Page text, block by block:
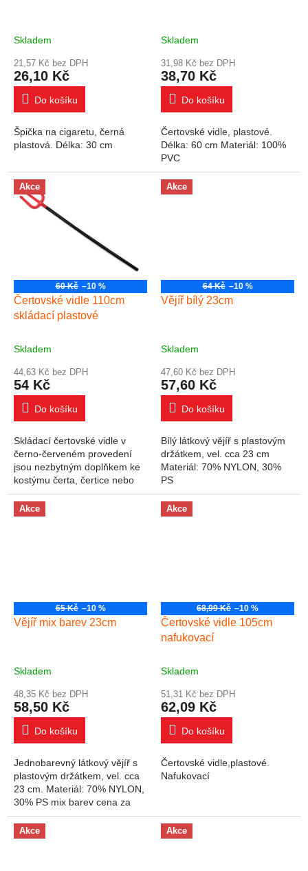
Skladem
21,57 Kč bez DPH
26,10 Kč
Do košíku
Špička na cigaretu, černá
plastová. Délka: 30 cm
Skladem
31,98 Kč bez DPH
38,70 Kč
Do košíku
Čertovské vidle, plastové.
Délka: 60 cm Materiál: 100%
PVC
Akce
60 Kč –10 %
Čertovské vidle 110cm
skládací plastové
Skladem
44,63 Kč bez DPH
54 Kč
Do košíku
Skládací čertovské vidle v
černo-červeném provedení
jsou nezbytným doplňkem ke
kostýmu čerta, čertice nebo
lucifera. Délka: 110 cm
Uvedená cena je za 1 ks.
Akce
64 Kč –10 %
Vějíř bílý 23cm
Skladem
47,60 Kč bez DPH
57,60 Kč
Do košíku
Bílý látkový vějíř s plastovým
držátkem, vel. cca 23 cm
Materiál: 70% NYLON, 30%
PS
Akce
65 Kč –10 %
Vějíř mix barev 23cm
Skladem
48,35 Kč bez DPH
58,50 Kč
Do košíku
Jednobarevný látkový vějíř s
plastovým držátkem, vel. cca
23 cm. Materiál: 70% NYLON,
30% PS mix barev cena za
1ks
Akce
68,99 Kč –10 %
Čertovské vidle 105cm
nafukovací
Skladem
51,31 Kč bez DPH
62,09 Kč
Do košíku
Čertovské vidle,plastové.
Nafukovací
Akce Akce